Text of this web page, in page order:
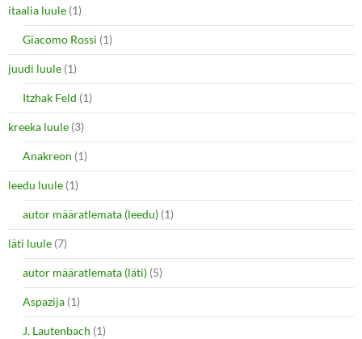
itaalia luule (1)
Giacomo Rossi (1)
juudi luule (1)
Itzhak Feld (1)
kreeka luule (3)
Anakreon (1)
leedu luule (1)
autor määratlemata (leedu) (1)
läti luule (7)
autor määratlemata (läti) (5)
Aspazija (1)
J. Lautenbach (1)